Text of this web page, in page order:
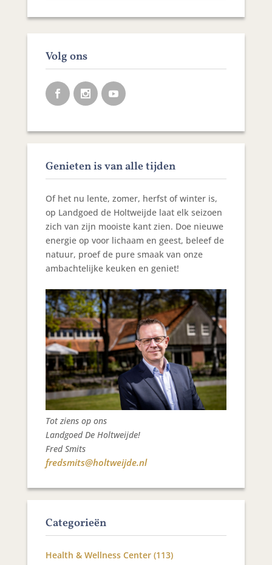
Volg ons
Genieten is van alle tijden
Of het nu lente, zomer, herfst of winter is,
op Landgoed de Holtweijde laat elk seizoen
zich van zijn mooiste kant zien. Doe nieuwe
energie op voor lichaam en geest, beleef de
natuur, proef de pure smaak van onze
ambachtelijke keuken en geniet!
Tot ziens op ons
Landgoed De Holtweijde!
Fred Smits
fredsmits@holtweijde.nl
Categorieën
Health & Wellness Center(113)